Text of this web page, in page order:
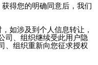
获得您的明确同意后，我们
如涉及到个人信息转让，
司、组织继续受此用户隐
、组织重新向您征求授权